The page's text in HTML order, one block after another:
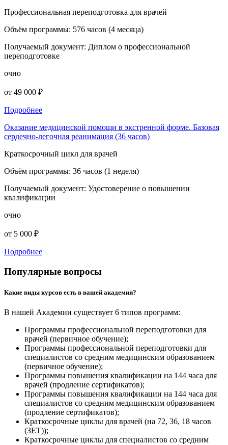
Профессиональная переподготовка для врачей
Объём программы: 576 часов (4 месяца)
Получаемый документ: Диплом о профессиональной
переподготовке
очно
от 49 000 ₽
Подробнее
Оказание медицинской помощи в экстренной форме. Базовая
сердечно-легочная реанимация (36 часов)
Краткосрочный цикл для врачей
Объём программы: 36 часов (1 неделя)
Получаемый документ: Удостоверение о повышении
квалификации
очно
от 5 000 ₽
Подробнее
Популярные вопросы
Какие виды курсов есть в вашей академии?
В нашей Академии существует 6 типов программ:
Программы профессиональной переподготовки для
врачей (первичное обучение);
Программы профессиональной переподготовки для
специалистов со средним медицинским образованием
(первичное обучение);
Программы повышения квалификации на 144 часа для
врачей (продление сертификатов);
Программы повышения квалификации на 144 часа для
специалистов со средним медицинским образованием
(продление сертификатов);
Краткосрочные циклы для врачей (на 72, 36, 18 часов
(ЗЕТ));
Краткосрочные циклы для специалистов со средним